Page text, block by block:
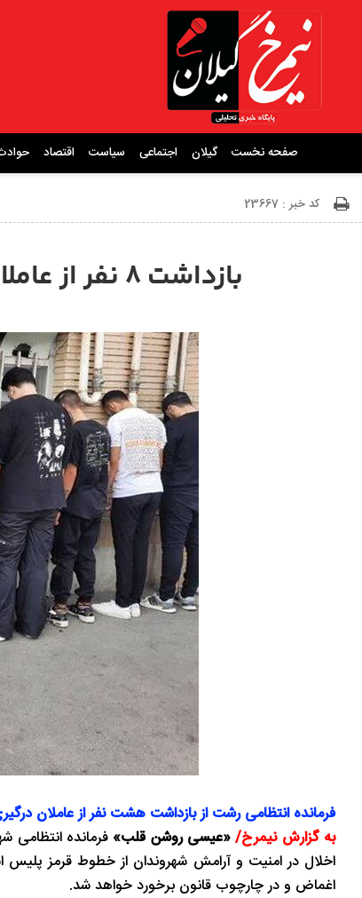
صفحه نخست گیلان اجتماعی سیاست اقتصاد
کد خبر : 23667
بازداشت ۸ نفر از عاملان درگیری در بیمارستان پورسینا رشت
فرمانده انتظامی رشت از بازداشت هشت نفر از عاملان
به گزارش نیمرخ/«عیسی روشن قلب» فرمانده انتظامی
اخلال در امنیت و آرامش شهروندان از خطوط قرمز
اغماض و در چارچوب قانون برخورد خواهد شد.